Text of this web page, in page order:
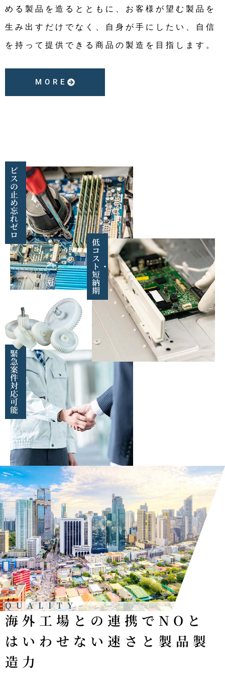
める製品を造るとともに、お客様が望む製品を
生み出すだけでなく、自身が手にしたい、自信
を持って提供できる商品の製造を目指します。
MORE
ビ
ス
の
止
め
忘
れ
ゼ
ロ
低
コ
ス
ト・
短
納
期
緊
急
案
件
対
応
可
能
QUALITY
海外工場との連携でNOと
はいわせない速さと製品製
造力